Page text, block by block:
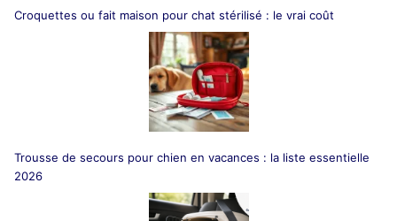
Croquettes ou fait maison pour chat stérilisé : le vrai coût
Trousse de secours pour chien en vacances : la liste essentielle
2026